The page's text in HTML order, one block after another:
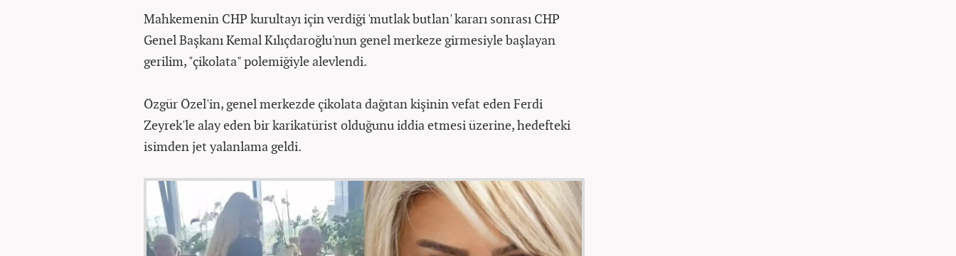
Mahkemenin CHP kurultayı için verdiği 'mutlak butlan' kararı sonrası CHP
Genel Başkanı Kemal Kılıçdaroğlu'nun genel merkeze girmesiyle başlayan
gerilim, "çikolata" polemiğiyle alevlendi.
Özgür Özel'in, genel merkezde çikolata dağıtan kişinin vefat eden Ferdi
Zeyrek'le alay eden bir karikatürist olduğunu iddia etmesi üzerine, hedefteki
isimden jet yalanlama geldi.